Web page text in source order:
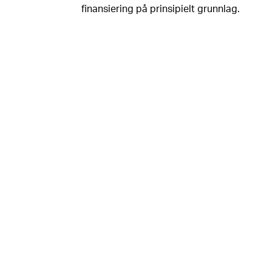
finansiering på prinsipielt grunnlag.